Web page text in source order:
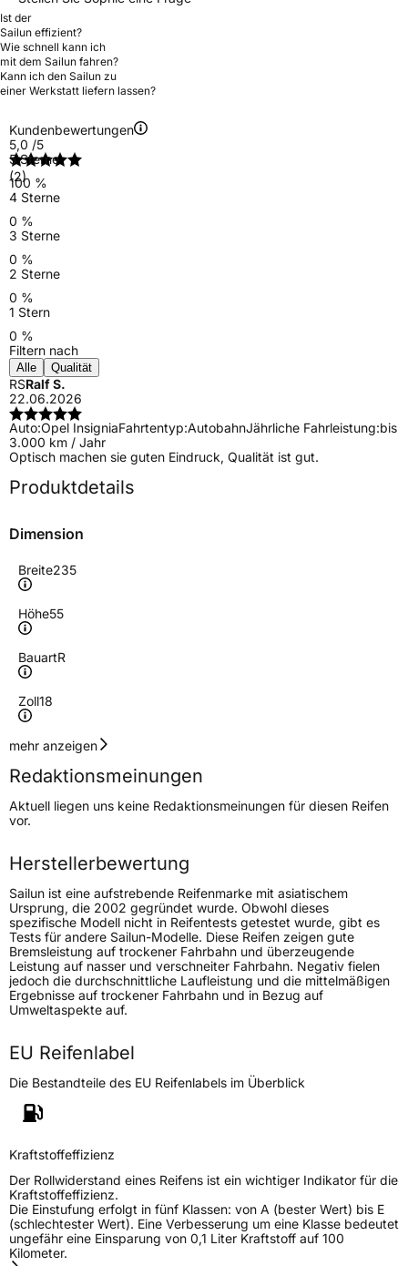
Ist der
Sailun effizient?
Wie schnell kann ich
mit dem Sailun fahren?
Kann ich den Sailun zu
einer Werkstatt liefern lassen?
Kundenbewertungen
5,0 /5
(2)
5 Sterne
100 %
4 Sterne
0 %
3 Sterne
0 %
2 Sterne
0 %
1 Stern
0 %
Filtern nach
Alle Qualität
RSRalf S.
22.06.2026
Auto:Opel InsigniaFahrtentyp:AutobahnJährliche Fahrleistung:bis
3.000 km / Jahr
Optisch machen sie guten Eindruck, Qualität ist gut.
Produktdetails
Dimension
Breite235
Höhe55
BauartR
Zoll18
Geschwindigkeitsindex
Höchstgeschwindigkeit
240 km/h
Lastindex104
Höchstlast900 kg
Generelle Merkmale
FahrzeugtypPKW
Verwendung Sommerreifen
ModellnameAtrezzo Elite 2
FahrzeugartPKW & SUV
Schlauchtyp
ZustandNeureifen
VerstärktXL
EU Label
mehr anzeigen
Redaktionsmeinungen
Aktuell liegen uns keine Redaktionsmeinungen für diesen Reifen
vor.
Herstellerbewertung
Sailun ist eine aufstrebende Reifenmarke mit asiatischem
Ursprung, die 2002 gegründet wurde. Obwohl dieses
spezifische Modell nicht in Reifentests getestet wurde, gibt es
Tests für andere Sailun-Modelle. Diese Reifen zeigen gute
Bremsleistung auf trockener Fahrbahn und überzeugende
Leistung auf nasser und verschneiter Fahrbahn. Negativ fielen
jedoch die durchschnittliche Laufleistung und die mittelmäßigen
Ergebnisse auf trockener Fahrbahn und in Bezug auf
Umweltaspekte auf.
EU Reifenlabel
Die Bestandteile des EU Reifenlabels im Überblick
Kraftstoffeffizienz
Der Rollwiderstand eines Reifens ist ein wichtiger Indikator für die
Kraftstoffeffizienz.
Die Einstufung erfolgt in fünf Klassen: von A (bester Wert) bis E
(schlechtester Wert). Eine Verbesserung um eine Klasse bedeutet
ungefähr eine Einsparung von 0,1 Liter Kraftstoff auf 100
Kilometer.